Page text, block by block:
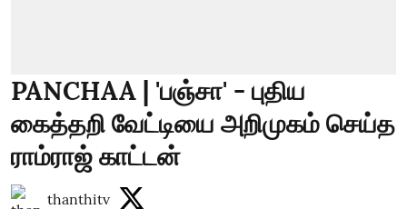
PANCHAA | 'பஞ்சா' - புதிய
கைத்தறி வேட்டியை அறிமுகம் செய்த
ராம்ராஜ் காட்டன்
thanthitv